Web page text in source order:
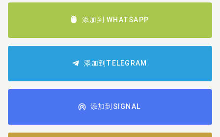
添加到 WHATSAPP
添加到TELEGRAM
添加到SIGNAL